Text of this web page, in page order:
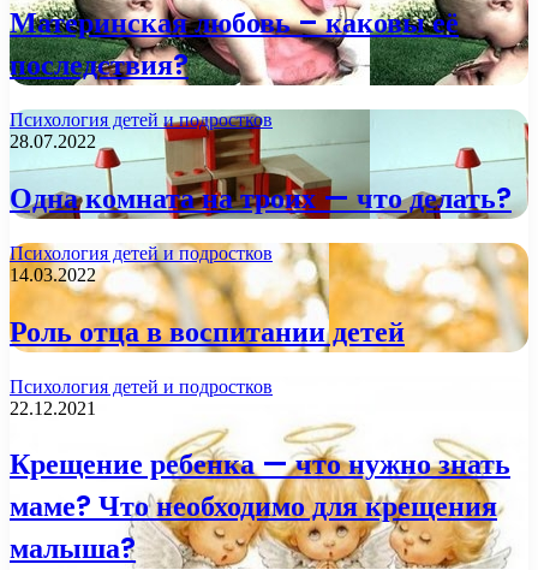
Материнская любовь – каковы её
последствия?
Психология детей и подростков
28.07.2022
Одна комната на троих — что делать?
Психология детей и подростков
14.03.2022
Роль отца в воспитании детей
Психология детей и подростков
22.12.2021
Крещение ребенка — что нужно знать
маме? Что необходимо для крещения
малыша?